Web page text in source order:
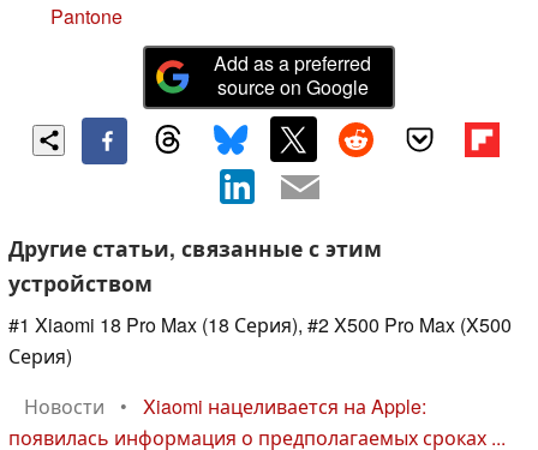
Pantone
Add as a preferred
source on Google
Другие статьи, связанные с этим
устройством
#1 Xiaomi 18 Pro Max (18 Серия), #2 X500 Pro Max (X500
Серия)
Новости
•
Xiaomi нацеливается на Apple:
появилась информация о предполагаемых сроках ...